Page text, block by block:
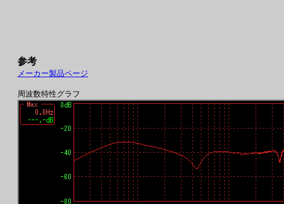
参考
メーカー製品ページ
周波数特性グラフ